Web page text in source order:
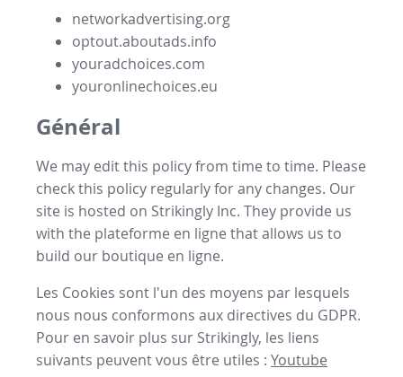
networkadvertising.org
optout.aboutads.info
youradchoices.com
youronlinechoices.eu
Général
We may edit this policy from time to time. Please
check this policy regularly for any changes. Our
site is hosted on Strikingly Inc. They provide us
with the plateforme en ligne that allows us to
build our boutique en ligne.
Les Cookies sont l'un des moyens par lesquels
nous nous conformons aux directives du GDPR.
Pour en savoir plus sur Strikingly, les liens
suivants peuvent vous être utiles : Youtube